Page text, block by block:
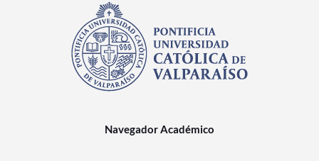
Navegador Académico